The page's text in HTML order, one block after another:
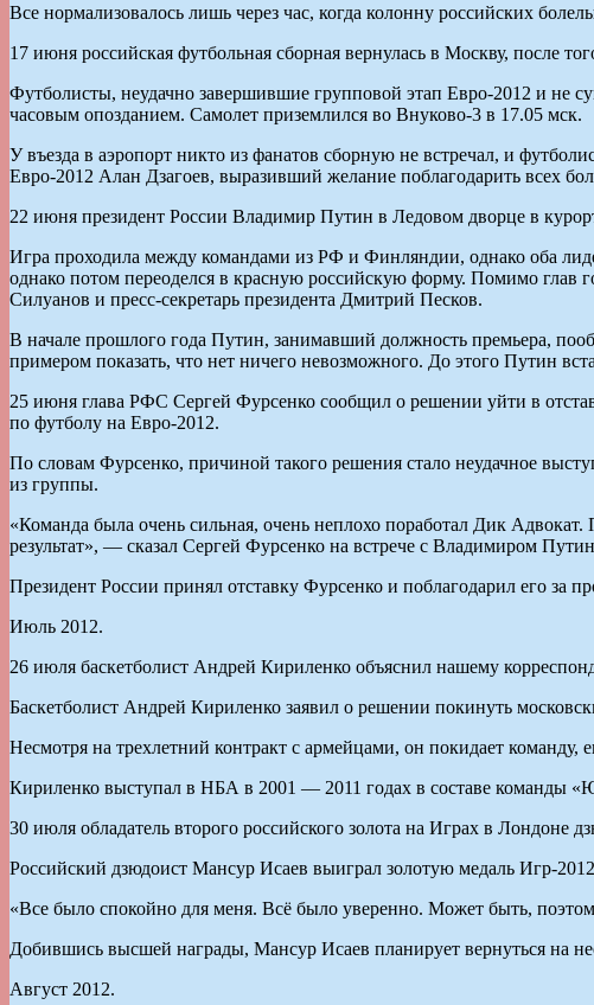
Все нормализовалось лишь через час, когда колонну российских
17 июня российская футбольная сборная вернулась в Москву, после
Футболисты, неудачно завершившие групповой этап Евро-2012 и не
часовым опозданием. Самолет приземлился во Внуково-3 в 17.05 мск.
У въезда в аэропорт никто из фанатов сборную не встречал, и
Евро-2012 Алан Дзагоев, выразивший желание поблагодарить всех
22 июня президент России Владимир Путин в Ледовом дворце в
Игра проходила между командами из РФ и Финляндии, однако оба
однако потом переоделся в красную российскую форму. Помимо глав
Силуанов и пресс-секретарь президента Дмитрий Песков.
В начале прошлого года Путин, занимавший должность премьера,
примером показать, что нет ничего невозможного. До этого Путин
25 июня глава РФС Сергей Фурсенко сообщил о решении уйти в
по футболу на Евро-2012.
По словам Фурсенко, причиной такого решения стало неудачное
из группы.
«Команда была очень сильная, очень неплохо поработал Дик
результат», — сказал Сергей Фурсенко на встрече с Владимиром
Президент России принял отставку Фурсенко и поблагодарил его за
Июль 2012.
26 июля баскетболист Андрей Кириленко объяснил нашему
Баскетболист Андрей Кириленко заявил о решении покинуть
Несмотря на трехлетний контракт с армейцами, он покидает команду,
Кириленко выступал в НБА в 2001 — 2011 годах в составе команды
30 июля обладатель второго российского золота на Играх в Лондоне
Российский дзюдоист Мансур Исаев выиграл золотую медаль Игр-
«Все было спокойно для меня. Всё было уверенно. Может быть,
Добившись высшей награды, Мансур Исаев планирует вернуться на
Август 2012.